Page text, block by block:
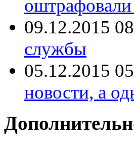
09.12.2015
службы
05.12.2015
новости, а